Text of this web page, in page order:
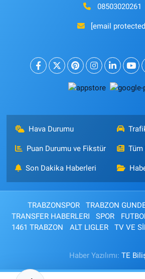
08503020261
[email
Hava Durumu
Puan Durumu ve Fikstür
Son Dakika Haberleri
TRABZONSPOR TRABZON
TRANSFER HABERLERI
SPOR
1461 TRABZON
ALT LIGLER TV VE
Haber Yazılımı: TE